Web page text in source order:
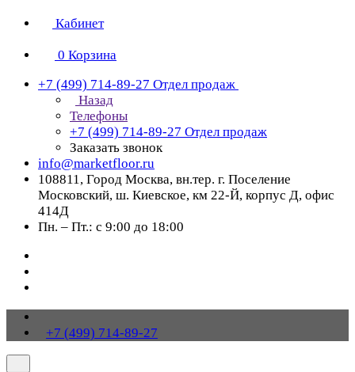
Кабинет
0 Корзина
+7 (499) 714-89-27 Отдел продаж
Назад
Телефоны
+7 (499) 714-89-27 Отдел продаж
Заказать звонок
info@marketfloor.ru
108811, Город Москва, вн.тер. г. Поселение
Московский, ш. Киевское, км 22-Й, корпус Д, офис
414Д
Пн. – Пт.: с 9:00 до 18:00
+7 (499) 714-89-27